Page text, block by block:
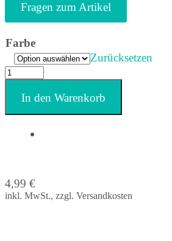
Fragen zum Artikel
Farbe
Zurücksetzen
In den Warenkorb
4,99 €
inkl. MwSt., zzgl. Versandkosten